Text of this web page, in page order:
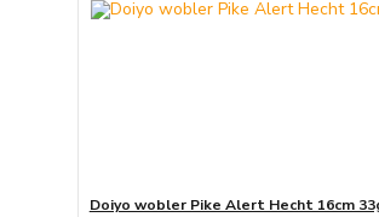
Doiyo wobler Pike Alert Hecht 16cm